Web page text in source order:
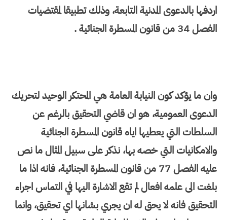
اردفها بالدعوى المدنية التابعة، وذلك تطبيقا لمقتضيات
الفصل 34 من قانون المسطرة الجنائية .
وان ما يؤكد كون النيابة العامة هي المحتكر الوحيد لتحريك
الدعوى العمومية، هو ان قاضي التحقيق بالرغم عن
السلطات التي يعطيها اياه قانون المسطرة الجنائية
والامكانيات التي خصه بها، نذكر على سبيل المثال ما نص
عليه الفصل 77 من قانون المسطرة الجنائية، فانه اذا ما
بلغت الى علمه افعال لم تقع الاشارة اليها في التماس اجراء
التحقيق فانه لا يحق له ان يجري بشانها اي تحقيق، وانما